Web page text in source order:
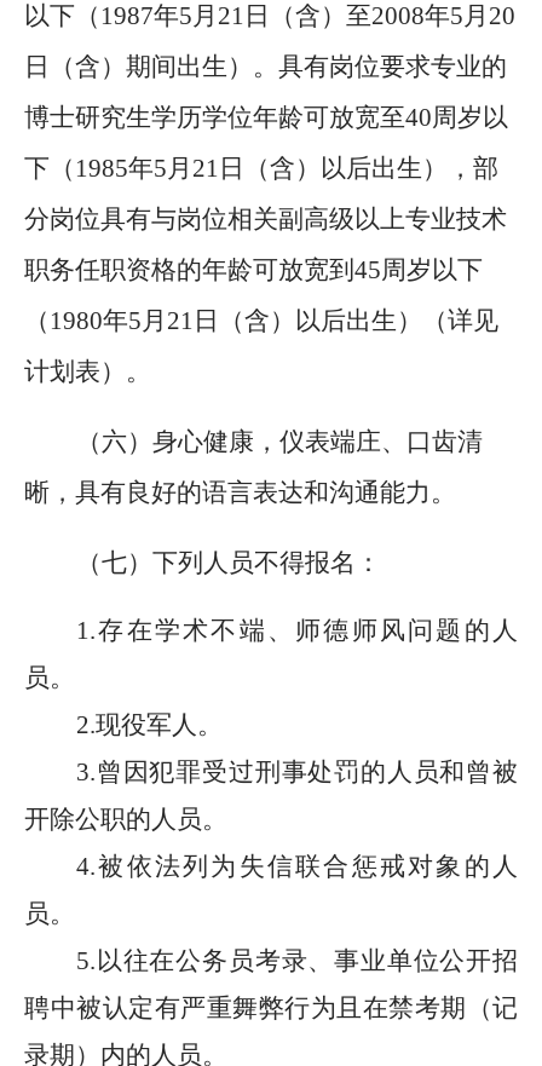
以下（1987年5月21日（含）至2008年5月20
日（含）期间出生）。具有岗位要求专业的
博士研究生学历学位年龄可放宽至40周岁以
下（1985年5月21日（含）以后出生），部
分岗位具有与岗位相关副高级以上专业技术
职务任职资格的年龄可放宽到45周岁以下
（1980年5月21日（含）以后出生）（详见
计划表）。
（六）身心健康，仪表端庄、口齿清
晰，具有良好的语言表达和沟通能力。
（七）下列人员不得报名：
1.存在学术不端、师德师风问题的人
员。
2.现役军人。
3.曾因犯罪受过刑事处罚的人员和曾被
开除公职的人员。
4.被依法列为失信联合惩戒对象的人
员。
5.以往在公务员考录、事业单位公开招
聘中被认定有严重舞弊行为且在禁考期（记
录期）内的人员。